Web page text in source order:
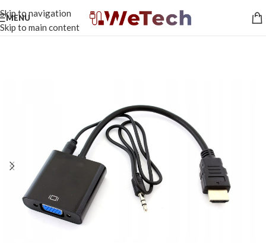
Skip to navigation
Skip to main content
MENU